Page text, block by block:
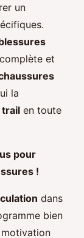
un
et
la
trail en toute
pour
!
dans
bien
motivation